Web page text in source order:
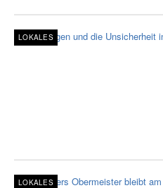
LOKALES
LOKALES